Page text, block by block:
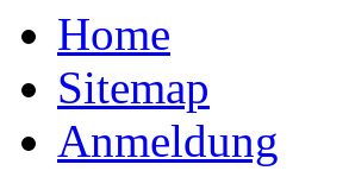
Home
Sitemap
Anmeldung